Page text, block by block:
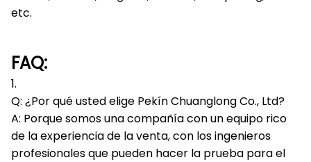
etc.
FAQ:
1.
Q: ¿Por qué usted elige Pekín Chuanglong Co., Ltd?
A: Porque somos una compañía con un equipo rico
de la experiencia de la venta, con los ingenieros
profesionales que pueden hacer la prueba para el